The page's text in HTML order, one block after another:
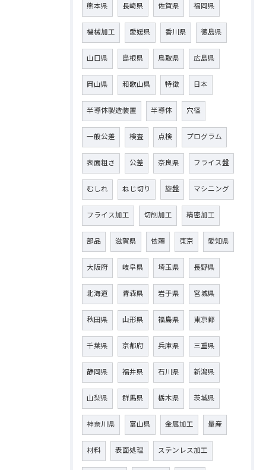
熊本県 長崎県 佐賀県 福岡県
機械加工 愛媛県 香川県 徳島県
山口県 島根県 鳥取県 広島県
岡山県 和歌山県 特徴 日本
半導体製造装置 半導体 穴径
一般公差 検査 点検 プログラム
表面粗さ 公差 奈良県 フライス盤
むしれ ねじ切り 旋盤 マシニング
フライス加工 切削加工 精密加工
部品 滋賀県 依頼 東京 愛知県
大阪府 岐阜県 埼玉県 長野県
北海道 青森県 岩手県 宮城県
秋田県 山形県 福島県 東京都
千葉県 京都府 兵庫県 三重県
静岡県 福井県 石川県 新潟県
山梨県 群馬県 栃木県 茨城県
神奈川県 富山県 金属加工 量産
材料 表面処理 ステンレス加工